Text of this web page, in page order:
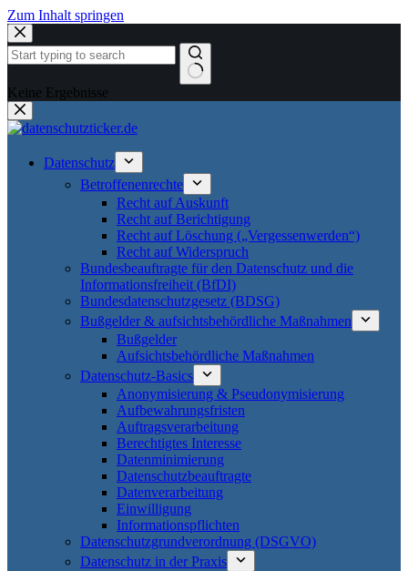
Zum Inhalt springen
Keine Ergebnisse
Datenschutz
Betroffenenrechte
Recht auf Auskunft
Recht auf Berichtigung
Recht auf Löschung („Vergessenwerden“)
Recht auf Widerspruch
Bundesbeauftragte für den Datenschutz und die
Informationsfreiheit (BfDI)
Bundesdatenschutzgesetz (BDSG)
Bußgelder & aufsichtsbehördliche Maßnahmen
Bußgelder
Aufsichtsbehördliche Maßnahmen
Datenschutz-Basics
Anonymisierung & Pseudonymisierung
Aufbewahrungsfristen
Auftragsverarbeitung
Berechtigtes Interesse
Datenminimierung
Datenschutzbeauftragte
Datenverarbeitung
Einwilligung
Informationspflichten
Datenschutzgrundverordnung (DSGVO)
Datenschutz in der Praxis